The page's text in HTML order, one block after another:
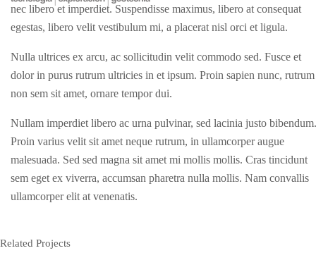
nec libero et imperdiet. Suspendisse maximus, libero at consequat
egestas, libero velit vestibulum mi, a placerat nisl orci et ligula.
Nulla ultrices ex arcu, ac sollicitudin velit commodo sed. Fusce et
dolor in purus rutrum ultricies in et ipsum. Proin sapien nunc, rutrum
non sem sit amet, ornare tempor dui.
Nullam imperdiet libero ac urna pulvinar, sed lacinia justo bibendum.
Proin varius velit sit amet neque rutrum, in ullamcorper augue
malesuada. Sed sed magna sit amet mi mollis mollis. Cras tincidunt
sem eget ex viverra, accumsan pharetra nulla mollis. Nam convallis
ullamcorper elit at venenatis.
Related Projects